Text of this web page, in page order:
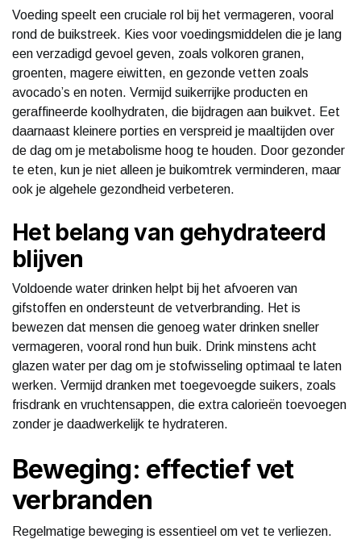
Voeding speelt een cruciale rol bij het vermageren, vooral
rond de buikstreek. Kies voor voedingsmiddelen die je lang
een verzadigd gevoel geven, zoals volkoren granen,
groenten, magere eiwitten, en gezonde vetten zoals
avocado’s en noten. Vermijd suikerrijke producten en
geraffineerde koolhydraten, die bijdragen aan buikvet. Eet
daarnaast kleinere porties en verspreid je maaltijden over
de dag om je metabolisme hoog te houden. Door gezonder
te eten, kun je niet alleen je buikomtrek verminderen, maar
ook je algehele gezondheid verbeteren.
Het belang van gehydrateerd
blijven
Voldoende water drinken helpt bij het afvoeren van
gifstoffen en ondersteunt de vetverbranding. Het is
bewezen dat mensen die genoeg water drinken sneller
vermageren, vooral rond hun buik. Drink minstens acht
glazen water per dag om je stofwisseling optimaal te laten
werken. Vermijd dranken met toegevoegde suikers, zoals
frisdrank en vruchtensappen, die extra calorieën toevoegen
zonder je daadwerkelijk te hydrateren.
Beweging: effectief vet
verbranden
Regelmatige beweging is essentieel om vet te verliezen.